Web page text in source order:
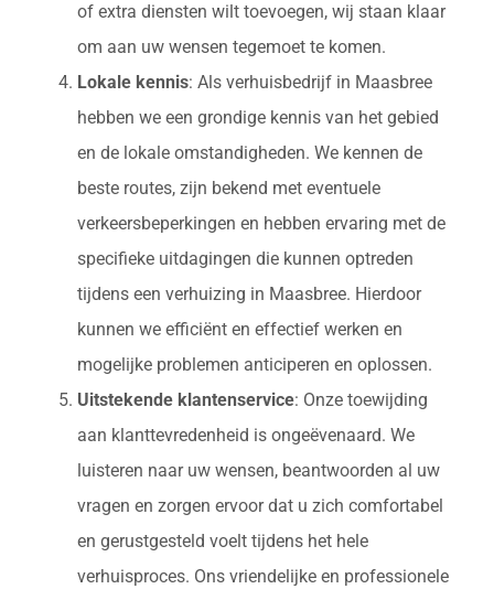
of extra diensten wilt toevoegen, wij staan klaar
om aan uw wensen tegemoet te komen.
Lokale kennis: Als verhuisbedrijf in Maasbree
hebben we een grondige kennis van het gebied
en de lokale omstandigheden. We kennen de
beste routes, zijn bekend met eventuele
verkeersbeperkingen en hebben ervaring met de
specifieke uitdagingen die kunnen optreden
tijdens een verhuizing in Maasbree. Hierdoor
kunnen we efficiënt en effectief werken en
mogelijke problemen anticiperen en oplossen.
Uitstekende klantenservice: Onze toewijding
aan klanttevredenheid is ongeëvenaard. We
luisteren naar uw wensen, beantwoorden al uw
vragen en zorgen ervoor dat u zich comfortabel
en gerustgesteld voelt tijdens het hele
verhuisproces. Ons vriendelijke en professionele